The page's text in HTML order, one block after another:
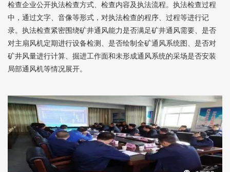
检查企业公开执法检查方式、检查内容及执法流程。执法检查过程
中，通过文字、音像等形式，对执法检查的程序、过程等进行记
录。执法检查紧密围绕矿井通风能力是否满足矿井通风需要、是否
对主扇风机定期进行设备检测、是否绘制全矿通风系统图、是否对
矿井风量进行计算、掘进工作面和未形成通风系统的采场是否安装
局部通风机等情况展开。